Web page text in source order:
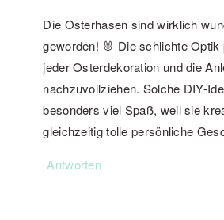
Die Osterhasen sind wirklich
geworden! 🐰 Die schlichte
jeder Osterdekoration und die
nachzuvollziehen. Solche DIY-
besonders viel Spaß, weil sie
gleichzeitig tolle persönliche
Antworten